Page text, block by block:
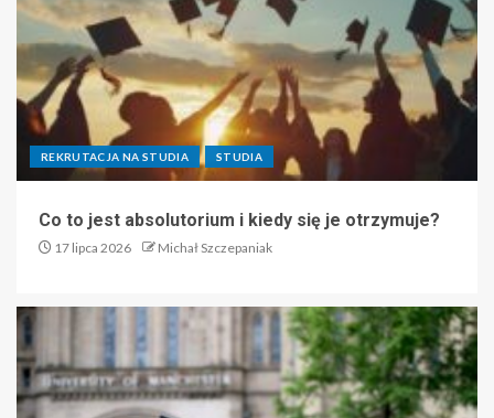
REKRUTACJA NA STUDIA STUDIA
Co to jest absolutorium i kiedy się je otrzymuje?
17 lipca 2026 Michał Szczepaniak